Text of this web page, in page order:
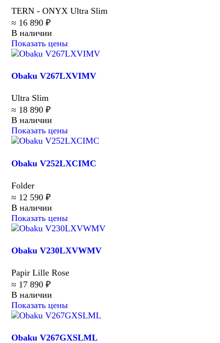
TERN - ONYX Ultra Slim
≈ 16 890 ₽
В наличии
Показать цены
Obaku V267LXVIMV
Ultra Slim
≈ 18 890 ₽
В наличии
Показать цены
Obaku V252LXCIMC
Folder
≈ 12 590 ₽
В наличии
Показать цены
Obaku V230LXVWMV
Papir Lille Rose
≈ 17 890 ₽
В наличии
Показать цены
Obaku V267GXSLML